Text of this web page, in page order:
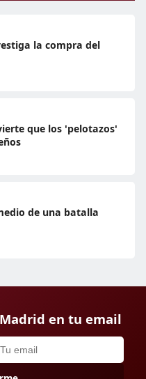
la compra del
que los 'pelotazos'
de una batalla
en tu email